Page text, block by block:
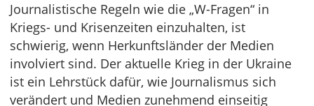
Journalistische Regeln wie die „W-Fragen“ in
Kriegs- und Krisenzeiten einzuhalten, ist
schwierig, wenn Herkunftsländer der Medien
involviert sind. Der aktuelle Krieg in der Ukraine
ist ein Lehrstück dafür, wie Journalismus sich
verändert und Medien zunehmend einseitig